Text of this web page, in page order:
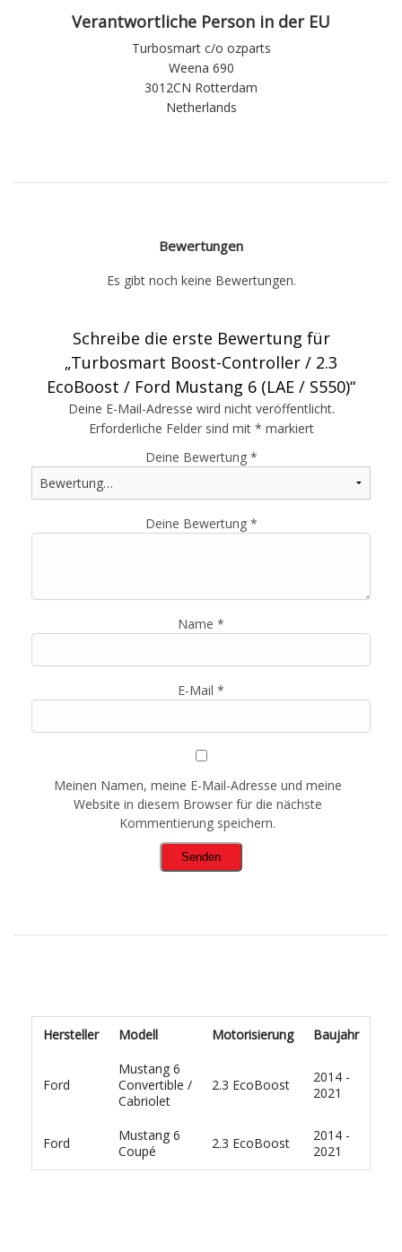
Verantwortliche Person in der EU
Turbosmart c/o ozparts
Weena 690
3012CN Rotterdam
Netherlands
Bewertungen
Es gibt noch keine Bewertungen.
Schreibe die erste Bewertung für
„Turbosmart Boost-Controller / 2.3
EcoBoost / Ford Mustang 6 (LAE / S550)“
Deine E-Mail-Adresse wird nicht veröffentlicht.
Erforderliche Felder sind mit * markiert
Deine Bewertung *
Deine Bewertung *
Name *
E-Mail *
Meinen Namen, meine E-Mail-Adresse und meine
Website in diesem Browser für die nächste
Kommentierung speichern.
Hersteller Modell Motorisierung Baujahr
Ford
Mustang 6
Convertible /
Cabriolet
2.3 EcoBoost
2014 -
2021
Ford
Mustang 6
Coupé
2.3 EcoBoost
2014 -
2021